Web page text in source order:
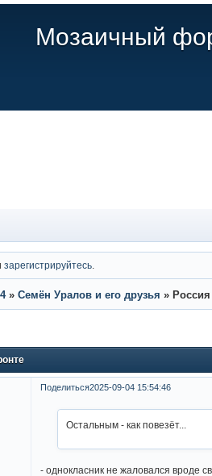
Мозаичный
зарегистрируйтесь
» Семён Уралов и его друзья » Россия
Поделиться2025-09-04 15:54:46
Остальным - как повезёт...
- однокласник не жаловался вроде